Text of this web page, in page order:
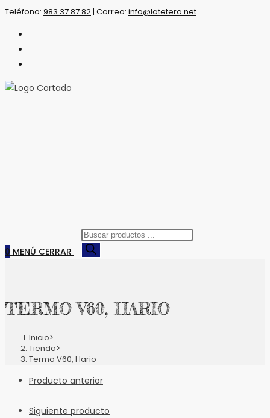
Saltar
Teléfono: 983 37 87 82| Correo: info@latetera.net
0 MENÚ CERRAR
Búsqueda
de
TERMO V60, HARIO
Inicio>
Tienda>
Termo V60, Hario
Producto anterior
Siguiente producto